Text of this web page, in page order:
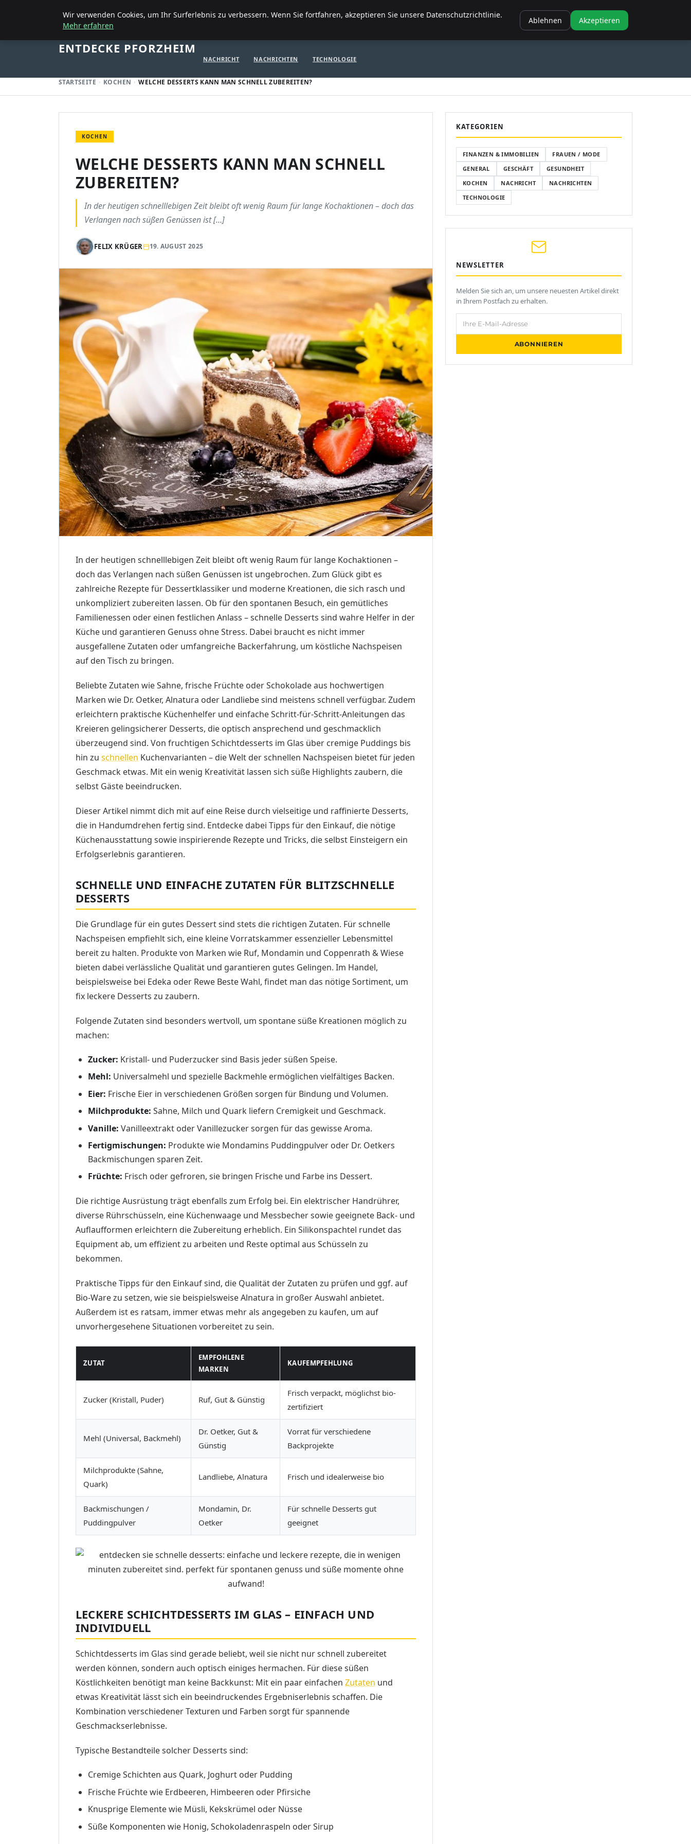
FINANZEN & IMMOBILIENFRAUEN / MODEGENERALGESCHÄFT
ENTDECKE PFORZHEIM
NACHRICHT NACHRICHTEN TECHNOLOGIE
STARTSEITE KOCHEN WELCHE DESSERTS KANN MAN SCHNELL ZUBEREITEN?
KOCHEN
WELCHE DESSERTS KANN MAN SCHNELL
ZUBEREITEN?
In der heutigen schnelllebigen Zeit bleibt oft wenig Raum für lange Kochaktionen – doch das
Verlangen nach süßen Genüssen ist […]
FELIX KRÜGER 19. AUGUST 2025
In der heutigen schnelllebigen Zeit bleibt oft wenig Raum für lange Kochaktionen –
doch das Verlangen nach süßen Genüssen ist ungebrochen. Zum Glück gibt es
zahlreiche Rezepte für Dessertklassiker und moderne Kreationen, die sich rasch und
unkompliziert zubereiten lassen. Ob für den spontanen Besuch, ein gemütliches
Familienessen oder einen festlichen Anlass – schnelle Desserts sind wahre Helfer in der
Küche und garantieren Genuss ohne Stress. Dabei braucht es nicht immer
ausgefallene Zutaten oder umfangreiche Backerfahrung, um köstliche Nachspeisen
auf den Tisch zu bringen.
Beliebte Zutaten wie Sahne, frische Früchte oder Schokolade aus hochwertigen
Marken wie Dr. Oetker, Alnatura oder Landliebe sind meistens schnell verfügbar. Zudem
erleichtern praktische Küchenhelfer und einfache Schritt-für-Schritt-Anleitungen das
Kreieren gelingsicherer Desserts, die optisch ansprechend und geschmacklich
überzeugend sind. Von fruchtigen Schichtdesserts im Glas über cremige Puddings bis
hin zu schnellen Kuchenvarianten – die Welt der schnellen Nachspeisen bietet für jeden
Geschmack etwas. Mit ein wenig Kreativität lassen sich süße Highlights zaubern, die
selbst Gäste beeindrucken.
Dieser Artikel nimmt dich mit auf eine Reise durch vielseitige und raffinierte Desserts,
die in Handumdrehen fertig sind. Entdecke dabei Tipps für den Einkauf, die nötige
Küchenausstattung sowie inspirierende Rezepte und Tricks, die selbst Einsteigern ein
Erfolgserlebnis garantieren.
SCHNELLE UND EINFACHE ZUTATEN FÜR BLITZSCHNELLE
DESSERTS
Die Grundlage für ein gutes Dessert sind stets die richtigen Zutaten. Für schnelle
Nachspeisen empfiehlt sich, eine kleine Vorratskammer essenzieller Lebensmittel
bereit zu halten. Produkte von Marken wie Ruf, Mondamin und Coppenrath & Wiese
bieten dabei verlässliche Qualität und garantieren gutes Gelingen. Im Handel,
beispielsweise bei Edeka oder Rewe Beste Wahl, findet man das nötige Sortiment, um
fix leckere Desserts zu zaubern.
Folgende Zutaten sind besonders wertvoll, um spontane süße Kreationen möglich zu
machen:
Zucker: Kristall- und Puderzucker sind Basis jeder süßen Speise.
Mehl: Universalmehl und spezielle Backmehle ermöglichen vielfältiges Backen.
Eier: Frische Eier in verschiedenen Größen sorgen für Bindung und Volumen.
Milchprodukte: Sahne, Milch und Quark liefern Cremigkeit und Geschmack.
Vanille: Vanilleextrakt oder Vanillezucker sorgen für das gewisse Aroma.
Fertigmischungen: Produkte wie Mondamins Puddingpulver oder Dr. Oetkers
Backmischungen sparen Zeit.
Früchte: Frisch oder gefroren, sie bringen Frische und Farbe ins Dessert.
Die richtige Ausrüstung trägt ebenfalls zum Erfolg bei. Ein elektrischer Handrührer,
diverse Rührschüsseln, eine Küchenwaage und Messbecher sowie geeignete Back- und
Auflaufformen erleichtern die Zubereitung erheblich. Ein Silikonspachtel rundet das
Equipment ab, um effizient zu arbeiten und Reste optimal aus Schüsseln zu
bekommen.
Praktische Tipps für den Einkauf sind, die Qualität der Zutaten zu prüfen und ggf. auf
Bio-Ware zu setzen, wie sie beispielsweise Alnatura in großer Auswahl anbietet.
Außerdem ist es ratsam, immer etwas mehr als angegeben zu kaufen, um auf
unvorhergesehene Situationen vorbereitet zu sein.
ZUTAT
EMPFOHLENE
MARKEN
KAUFEMPFEHLUNG
Zucker (Kristall, Puder) Ruf, Gut & Günstig
Frisch verpackt, möglichst bio-
zertifiziert
Mehl (Universal, Backmehl)
Dr. Oetker, Gut &
Günstig
Vorrat für verschiedene
Backprojekte
Milchprodukte (Sahne,
Quark)
Landliebe, Alnatura Frisch und idealerweise bio
Backmischungen /
Puddingpulver
Mondamin, Dr.
Oetker
Für schnelle Desserts gut
geeignet
LECKERE SCHICHTDESSERTS IM GLAS – EINFACH UND
INDIVIDUELL
Schichtdesserts im Glas sind gerade beliebt, weil sie nicht nur schnell zubereitet
werden können, sondern auch optisch einiges hermachen. Für diese süßen
Köstlichkeiten benötigt man keine Backkunst: Mit ein paar einfachen Zutaten und
etwas Kreativität lässt sich ein beeindruckendes Ergebniserlebnis schaffen. Die
Kombination verschiedener Texturen und Farben sorgt für spannende
Geschmackserlebnisse.
Typische Bestandteile solcher Desserts sind:
Cremige Schichten aus Quark, Joghurt oder Pudding
Frische Früchte wie Erdbeeren, Himbeeren oder Pfirsiche
Knusprige Elemente wie Müsli, Kekskrümel oder Nüsse
Süße Komponenten wie Honig, Schokoladenraspeln oder Sirup
KATEGORIEN
FINANZEN & IMMOBILIEN
FRAUEN / MODE
GENERAL
GESCHÄFT
GESUNDHEIT
KOCHEN
NACHRICHT
NACHRICHTEN
TECHNOLOGIE
NEWSLETTER
Melden Sie sich an, um unsere neuesten Artikel direkt
in Ihrem Postfach zu erhalten.
Ihre E-Mail-Adresse
ABONNIEREN
Wir verwenden Cookies, um Ihr Surferlebnis zu verbessern. Wenn Sie fortfahren, akzeptieren Sie unsere Datenschutzrichtlinie.
Mehr erfahren
Ablehnen Akzeptieren